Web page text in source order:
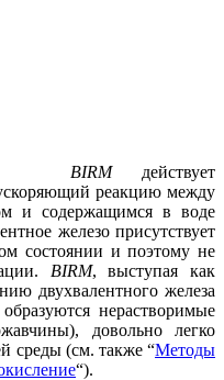
BIRMдействует
реакцию между
и содержащимся в воде
железо присутствует
состоянии и поэтому не
BIRM, выступая как
двухвалентного железа
нерастворимые
довольно легко
среды (см. также “Методы
“).